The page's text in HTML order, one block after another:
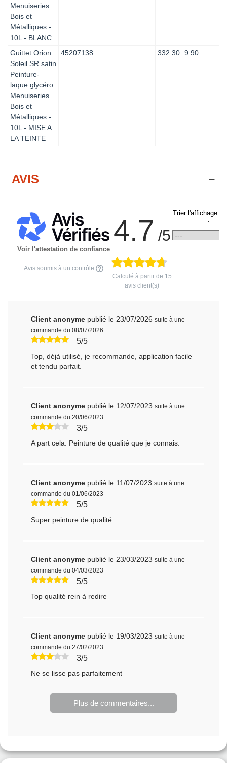
Menuiseries
Bois et
Métalliques -
10L - BLANC
Guittet Orion
Soleil SR satin
Peinture-
laque glycéro
Menuiseries
Bois et
Métalliques -
10L - MISE A
LA TEINTE
45207138 332.30 9.90
AVIS
Voir l'attestation de confiance
Avis soumis à un contrôle
4.7 /5
Calculé à partir de 15
avis client(s)
Trier l'affichage
:
Client anonyme publié le 23/07/2026 suite à une
commande du 08/07/2026
5/5
Top, déjà utilisé, je recommande, application facile
et tendu parfait.
Client anonyme publié le 12/07/2023 suite à une
commande du 20/06/2023
3/5
A part cela. Peinture de qualité que je connais.
Client anonyme publié le 11/07/2023 suite à une
commande du 01/06/2023
5/5
Super peinture de qualité
Client anonyme publié le 23/03/2023 suite à une
commande du 04/03/2023
5/5
Top qualité rein à redire
Client anonyme publié le 19/03/2023 suite à une
commande du 27/02/2023
3/5
Ne se lisse pas parfaitement
Plus de commentaires...